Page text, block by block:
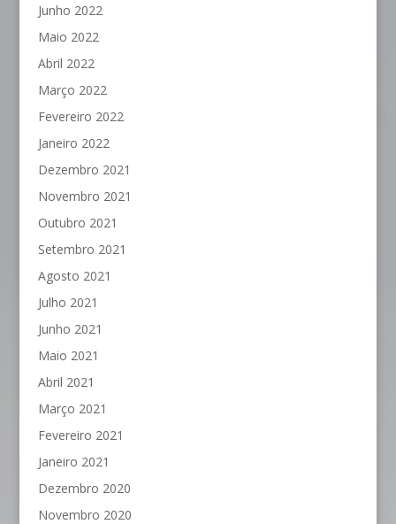
Junho 2022
Maio 2022
Abril 2022
Março 2022
Fevereiro 2022
Janeiro 2022
Dezembro 2021
Novembro 2021
Outubro 2021
Setembro 2021
Agosto 2021
Julho 2021
Junho 2021
Maio 2021
Abril 2021
Março 2021
Fevereiro 2021
Janeiro 2021
Dezembro 2020
Novembro 2020